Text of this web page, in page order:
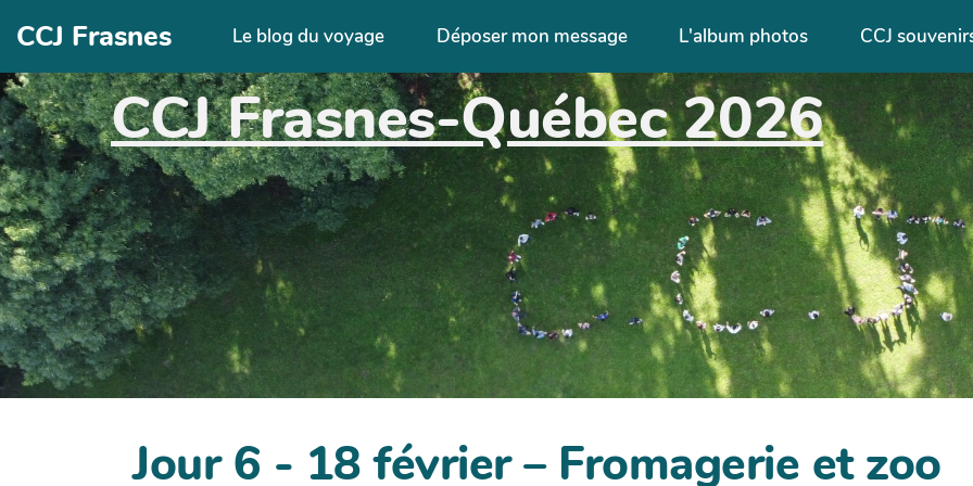
Aller au contenu principal
CCJ Frasnes Le blog du voyage Déposer mon message L'album photos CCJ
CCJ Frasnes-Québec 2026
Jour 6 - 18 février – Fromagerie et zoo